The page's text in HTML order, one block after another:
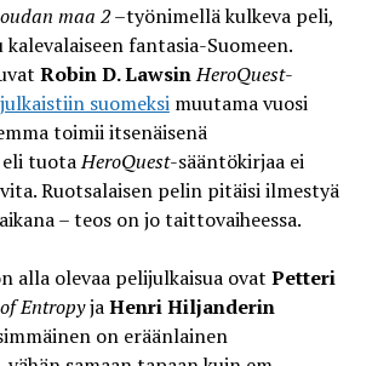
maa 2–työnimellä kulkeva peli,
fantasia-Suomeen.
Robin D. LawsinHeroQuest-
julkaistiin suomeksimuutama vuosi
toimii itsenäisenä
eli tuotaHeroQuest-sääntökirjaa ei
Ruotsalaisen pelin pitäisi ilmestyä
– teos on jo taittovaiheessa.
alla olevaa pelijulkaisua ovat Petteri
EntropyjaHenri Hiljanderin
on eräänlainen